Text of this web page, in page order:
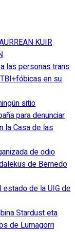
KUIR
las personas trans
en su
sitio
para denunciar
la Casa de las
de odio
de Bernedo
de la UIG de
Stardust eta
de Lumagorri